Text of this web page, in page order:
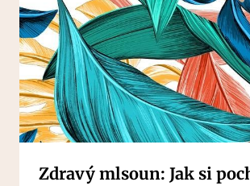
Zdravý mlsoun: Jak si